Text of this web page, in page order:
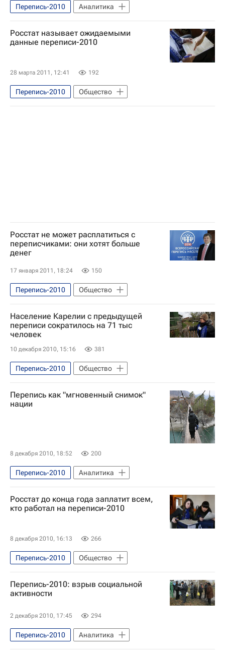
Перепись-2010 Аналитика
Росстат называет ожидаемыми
данные переписи-2010
28 марта 2011, 12:41 192
Перепись-2010 Общество
Росстат не может расплатиться с
переписчиками: они хотят больше
денег
17 января 2011, 18:24 150
Перепись-2010 Общество
Население Карелии с предыдущей
переписи сократилось на 71 тыс
человек
10 декабря 2010, 15:16 381
Перепись-2010 Общество
Перепись как "мгновенный снимок"
нации
8 декабря 2010, 18:52 200
Перепись-2010 Аналитика
Росстат до конца года заплатит всем,
кто работал на переписи-2010
8 декабря 2010, 16:13 266
Перепись-2010 Общество
Перепись-2010: взрыв социальной
активности
2 декабря 2010, 17:45 294
Перепись-2010 Аналитика